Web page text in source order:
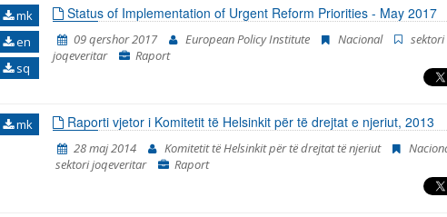
mk
en
sq
Status of Implementation of Urgent Reform Priorities - May 2017
09 qershor 2017 European Policy Institute Nacional
sektori
joqeveritar
Raport
mk Raporti vjetor i Komitetit të Helsinkit për të drejtat e njeriut, 2013
28 maj 2014 Komitetit të Helsinkit për të drejtat të njeriut
sektori joqeveritar
Raport